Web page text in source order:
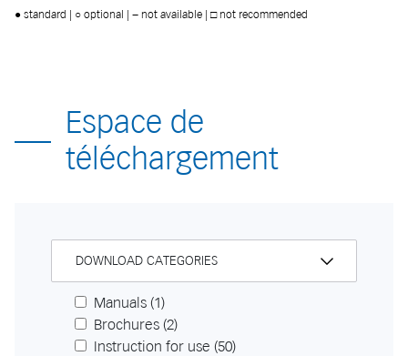
● standard | ○ optional | − not available | □ not recommended
Espace de
téléchargement
DOWNLOAD CATEGORIES
Manuals (1)
Brochures (2)
Instruction for use (50)